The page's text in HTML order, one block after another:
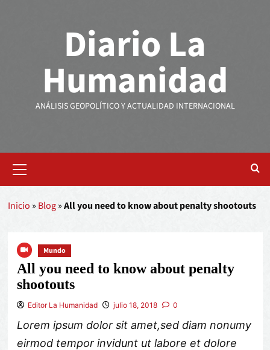
Diario La
Humanidad
ANÁLISIS GEOPOLÍTICO Y ACTUALIDAD INTERNACIONAL
Inicio » Blog»All you need to know about penalty shootouts
Mundo
All you need to know about penalty
shootouts
Editor La Humanidad julio 18, 2018 0
Lorem ipsum dolor sit amet,sed diam nonumy
eirmod tempor invidunt ut labore et dolore